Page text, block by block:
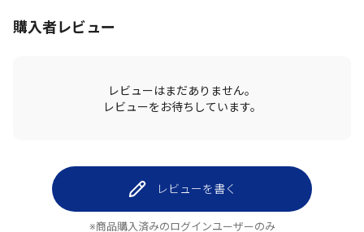
購入者レビュー
レビューはまだありません。
レビューをお待ちしています。
レビューを書く
※商品購入済みのログインユーザーのみ